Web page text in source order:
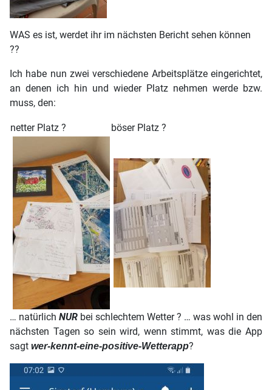
WAS es ist, werdet ihr im nächsten Bericht sehen können
??
Ich habe nun zwei verschiedene Arbeitsplätze eingerichtet,
an denen ich hin und wieder Platz nehmen werde bzw.
muss, den:
netter Platz ? böser Platz ?
… natürlich NUR bei schlechtem Wetter ? … was wohl in den
nächsten Tagen so sein wird, wenn stimmt, was die App
sagt wer-kennt-eine-positive-Wetterapp?